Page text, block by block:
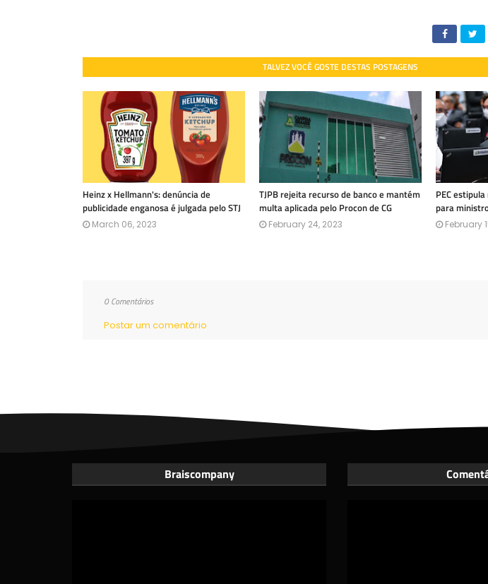
TALVEZ VOCÊ GOSTE DESTAS POSTAGENS
Heinz x Hellmann's: denúncia de
publicidade enganosa é julgada pelo STJ
March 06, 2023
TJPB rejeita recurso de banco e mantém
multa aplicada pelo Procon de CG
February 24, 2023
PEC
para
February
0 Comentários
Postar um comentário
Braiscompany